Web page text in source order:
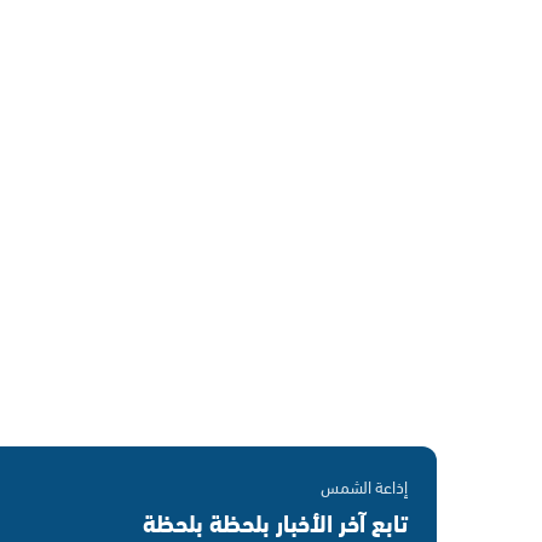
إذاعة الشمس
تابع آخر الأخبار بلحظة بلحظة